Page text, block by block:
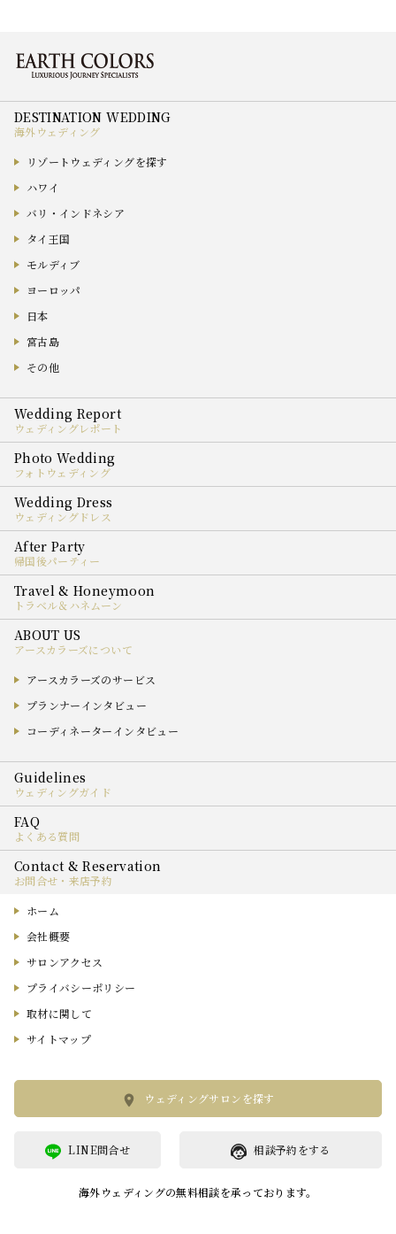
海外ウェディング
リゾートウェディングを探す
ハワイ
バリ・インドネシア
タイ王国
モルディブ
ヨーロッパ
日本
宮古島
その他
ウェディングレポート
フォトウェディング
ウェディングドレス
帰国後パーティー
トラベル＆ハネムーン
アースカラーズについて
アースカラーズのサービス
プランナーインタビュー
コーディネーターインタビュー
ウェディングガイド
よくある質問
お問合せ・来店予約
ホーム
会社概要
サロンアクセス
プライバシーポリシー
取材に関して
サイトマップ
ウェディングサロンを探す
相談予約をする
LINE問合せ
海外ウェディングの無料相談を承っております。